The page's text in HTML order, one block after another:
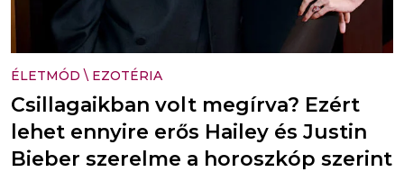
ÉLETMÓD \ EZOTÉRIA
Csillagaikban volt megírva? Ezért
lehet ennyire erős Hailey és Justin
Bieber szerelme a horoszkóp szerint